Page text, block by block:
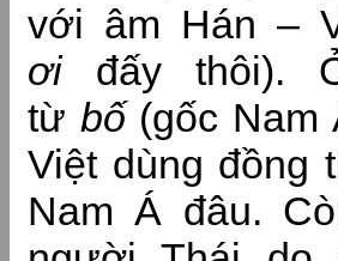
với âm Hán –
ơiđấy thôi).
từ bố(gốc Nam
Việt dùng đồng
Nam Á đâu.